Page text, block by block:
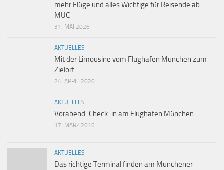
mehr Flüge und alles Wichtige für Reisende ab
MUC
31. MAI 2026
AKTUELLES
Mit der Limousine vom Flughafen München zum
Zielort
24. APRIL 2020
AKTUELLES
Vorabend-Check-in am Flughafen München
17. MÄRZ 2016
AKTUELLES
Das richtige Terminal finden am Münchener